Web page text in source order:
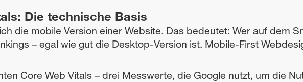
Die technische Basis
die mobile Version einer Website. Das bedeutet: Wer auf dem
– egal wie gut die Desktop-Version ist. Mobile-First
Core Web Vitals – drei Messwerte, die Google nutzt, um die